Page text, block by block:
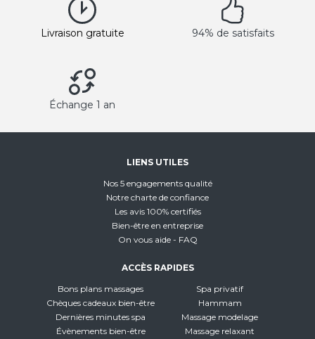
Livraison gratuite 94% de satisfaits
Échange 1 an
LIENS UTILES
Nos 5 engagements qualité
Notre charte de confiance
Les avis 100% certifiés
Bien-être en entreprise
On vous aide - FAQ
ACCÈS RAPIDES
Bons plans massages
Chèques cadeaux bien-être
Dernières minutes spa
Évènements bien-être
Spa privatif
Hammam
Massage modelage
Massage relaxant